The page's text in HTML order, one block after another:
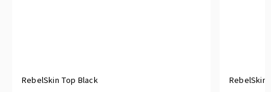
RebelSkin Top Black RebelSkin